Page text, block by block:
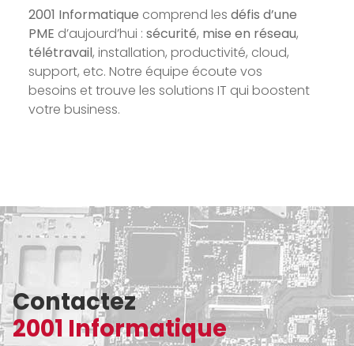
2001 Informatique comprend les défis d’une
PME d’aujourd’hui : sécurité, mise en réseau,
télétravail, installation, productivité, cloud,
support, etc. Notre équipe écoute vos
besoins et trouve les solutions IT qui boostent
votre business.
Contactez
2001 Informatique